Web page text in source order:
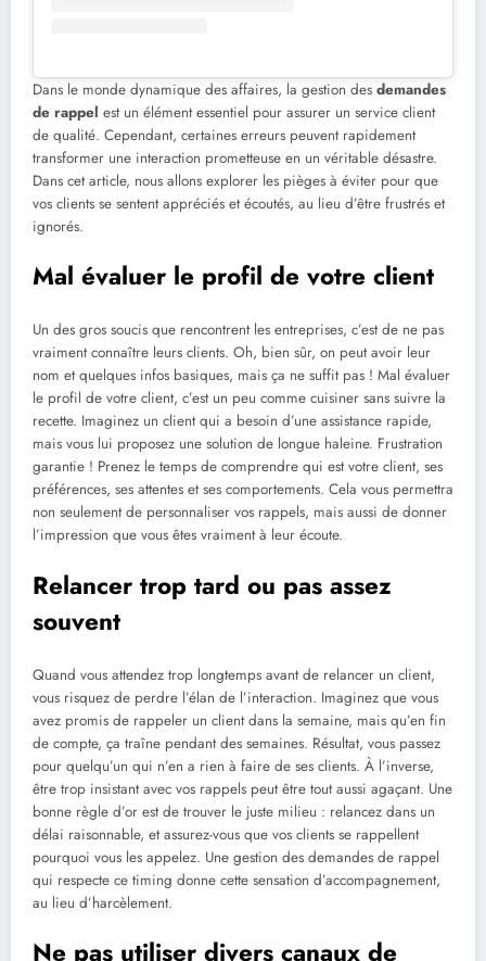
Dans le monde dynamique des affaires, la gestion des demandes
de rappel est un élément essentiel pour assurer un service client
de qualité. Cependant, certaines erreurs peuvent rapidement
transformer une interaction prometteuse en un véritable désastre.
Dans cet article, nous allons explorer les pièges à éviter pour que
vos clients se sentent appréciés et écoutés, au lieu d’être frustrés et
ignorés.
Mal évaluer le profil de votre client
Un des gros soucis que rencontrent les entreprises, c’est de ne pas
vraiment connaître leurs clients. Oh, bien sûr, on peut avoir leur
nom et quelques infos basiques, mais ça ne suffit pas ! Mal évaluer
le profil de votre client, c’est un peu comme cuisiner sans suivre la
recette. Imaginez un client qui a besoin d’une assistance rapide,
mais vous lui proposez une solution de longue haleine. Frustration
garantie ! Prenez le temps de comprendre qui est votre client, ses
préférences, ses attentes et ses comportements. Cela vous permettra
non seulement de personnaliser vos rappels, mais aussi de donner
l’impression que vous êtes vraiment à leur écoute.
Relancer trop tard ou pas assez
souvent
Quand vous attendez trop longtemps avant de relancer un client,
vous risquez de perdre l’élan de l’interaction. Imaginez que vous
avez promis de rappeler un client dans la semaine, mais qu’en fin
de compte, ça traîne pendant des semaines. Résultat, vous passez
pour quelqu’un qui n’en a rien à faire de ses clients. À l’inverse,
être trop insistant avec vos rappels peut être tout aussi agaçant. Une
bonne règle d’or est de trouver le juste milieu : relancez dans un
délai raisonnable, et assurez-vous que vos clients se rappellent
pourquoi vous les appelez. Une gestion des demandes de rappel
qui respecte ce timing donne cette sensation d’accompagnement,
au lieu d’harcèlement.
Ne pas utiliser divers canaux de